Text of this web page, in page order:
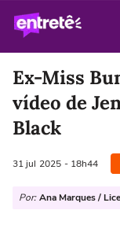
Ex-Miss
vídeo de
Black
31 jul 2025 - 18h44
Por: Ana Marques /